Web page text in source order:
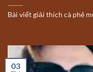
Bài viết giải thích cà phê
03